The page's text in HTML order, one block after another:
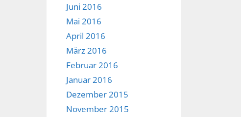
Juni 2016
Mai 2016
April 2016
März 2016
Februar 2016
Januar 2016
Dezember 2015
November 2015